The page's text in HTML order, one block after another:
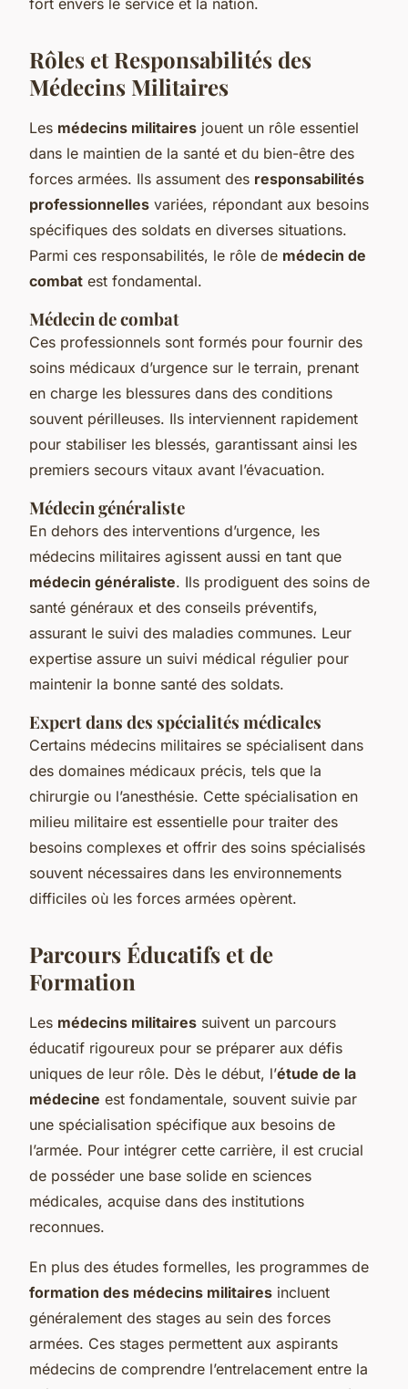
Rôles et Responsabilités des
Médecins Militaires
Les médecins militaires jouent un rôle essentiel
dans le maintien de la santé et du bien-être des
forces armées. Ils assument des responsabilités
professionnelles variées, répondant aux besoins
spécifiques des soldats en diverses situations.
Parmi ces responsabilités, le rôle de médecin de
combat est fondamental.
Médecin de combat
Ces professionnels sont formés pour fournir des
soins médicaux d’urgence sur le terrain, prenant
en charge les blessures dans des conditions
souvent périlleuses. Ils interviennent rapidement
pour stabiliser les blessés, garantissant ainsi les
premiers secours vitaux avant l’évacuation.
Médecin généraliste
En dehors des interventions d’urgence, les
médecins militaires agissent aussi en tant que
médecin généraliste. Ils prodiguent des soins de
santé généraux et des conseils préventifs,
assurant le suivi des maladies communes. Leur
expertise assure un suivi médical régulier pour
maintenir la bonne santé des soldats.
Expert dans des spécialités médicales
Certains médecins militaires se spécialisent dans
des domaines médicaux précis, tels que la
chirurgie ou l’anesthésie. Cette spécialisation en
milieu militaire est essentielle pour traiter des
besoins complexes et offrir des soins spécialisés
souvent nécessaires dans les environnements
difficiles où les forces armées opèrent.
Parcours Éducatifs et de
Formation
Les médecins militaires suivent un parcours
éducatif rigoureux pour se préparer aux défis
uniques de leur rôle. Dès le début, l’étude de la
médecine est fondamentale, souvent suivie par
une spécialisation spécifique aux besoins de
l’armée. Pour intégrer cette carrière, il est crucial
de posséder une base solide en sciences
médicales, acquise dans des institutions
reconnues.
En plus des études formelles, les programmes de
formation des médecins militaires incluent
généralement des stages au sein des forces
armées. Ces stages permettent aux aspirants
médecins de comprendre l’entrelacement entre la